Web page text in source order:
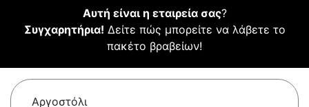
Αυτή είναι η εταιρεία σας?
Συγχαρητήρια! Δείτε πώς μπορείτε να λάβετε το
πακέτο βραβείων!
Αργοστόλι